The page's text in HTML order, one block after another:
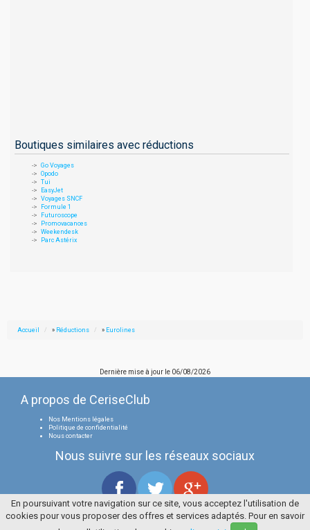
Boutiques similaires avec réductions
Go Voyages
Opodo
Tui
EasyJet
Voyages SNCF
Formule 1
Futuroscope
Promovacances
Weekendesk
Parc Astérix
Accueil » Réductions » Eurolines
Dernière mise à jour le 06/08/2026
A propos de CeriseClub
Nos Mentions légales
Politique de confidentialité
Nous contacter
Nous suivre sur les réseaux sociaux
Tous droits réservés
La Cerise Bleue 2006 / 2026
En poursuivant votre navigation sur ce site, vous acceptez l'utilisation de
cookies pour vous proposer des offres et services adaptés. Pour en savoir